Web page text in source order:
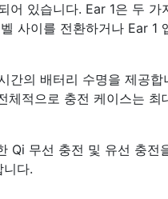
어 있습니다. Ear 1은 두 가
사이를 전환하거나 Ear 1
간의 배터리 수명을 제공합
체적으로 충전 케이스는 최
Qi 무선 충전 및 유선 충전
다.